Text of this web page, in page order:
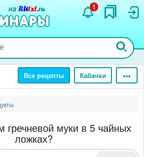
1
Все рецепты Кабачки
гречневой муки в 5 чайных
ложках?